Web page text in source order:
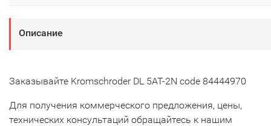
Описание
Заказывайте Kromschroder DL 5AT-2N code 84444970
Для получения коммерческого предложения, цены,
технических консультаций обращайтесь к нашим